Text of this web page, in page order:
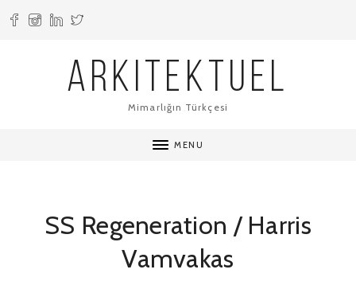
ARKITEKTUEL
Mimarlığın Türkçesi
MENU
SS Regeneration / Harris
Vamvakas